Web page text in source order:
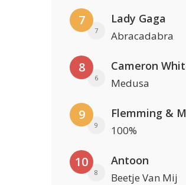
7
7
Lady Gaga
Abracadabra
8
6
Cameron
Medusa
9
9
Flemming &
100%
10
8
Antoon
Beetje Van Mij